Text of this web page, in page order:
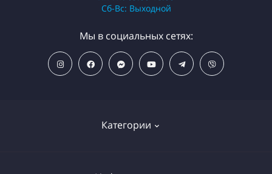
Категории
ПОПУЛЯРНЫЕ ТОВАРЫ
Сб-Вс: Выходной
Мы в социальных сетях: